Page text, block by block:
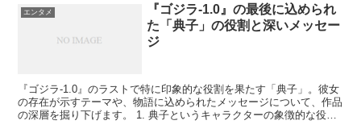
エンタメ
『ゴジラ-1.0』の最後に込められ
た「典子」の役割と深いメッセー
ジ
『ゴジラ-1.0』のラストで特に印象的な役割を果たす「典子」。彼女
の存在が示すテーマや、物語に込められたメッセージについて、作品
の深層を掘り下げます。 1. 典子というキャラクターの象徴的な役割